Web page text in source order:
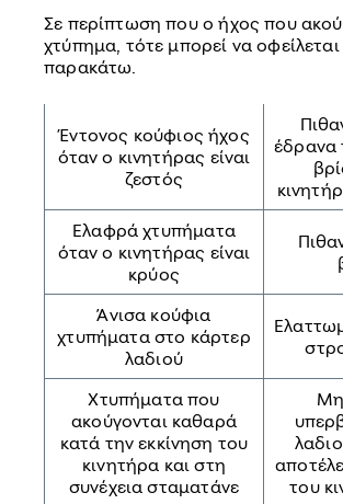
Σε περίπτωση που ο ήχος που
χτύπημα, τότε μπορεί να
παρακάτω.
Έντονος κούφιος ήχος
όταν ο κινητήρας είναι
ζεστός
έδρανα
Ελαφρά χτυπήματα
όταν ο κινητήρας είναι
κρύος
Άνισα κούφια
χτυπήματα στο κάρτερ
λαδιού
Χτυπήματα που
ακούγονται καθαρά
κατά την εκκίνηση του
κινητήρα και στη
συνέχεια σταματάνε
του